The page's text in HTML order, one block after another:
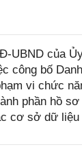
UBND của
công bố
vi chức
phần hồ
cơ sở dữ liệu